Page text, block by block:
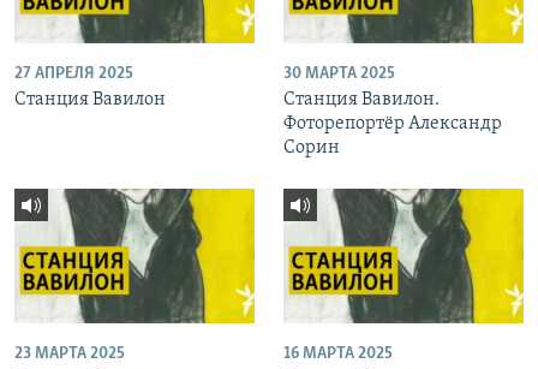
27 АПРЕЛЯ 2025
Станция Вавилон
30 МАРТА 2025
Станция Вавилон.
Фоторепортёр Александр
Сорин
23 МАРТА 2025 16 МАРТА 2025